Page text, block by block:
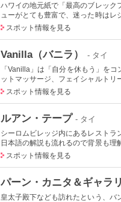
ハワイの地元紙で「最高のブレック
ューがとても豊富で、迷った時はレ
スポット情報を見る
Vanilla（バニラ） - タイ
「Vanilla」は「自分を休もう」を
ットマッサージ、フェイシャルトリ
スポット情報を見る
ルアン・テープ - タイ
シーロムビレッジ内にあるレストラ
日本語の解説も流れるので背景も理
スポット情報を見る
パーン・カニタ＆ギャラ
皇太子殿下なども訪れたという、バ